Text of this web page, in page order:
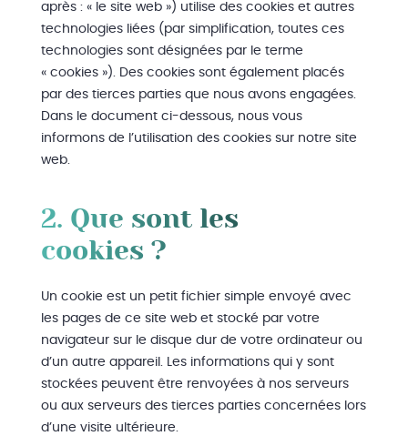
après : « le site web ») utilise des cookies et autres
technologies liées (par simplification, toutes ces
technologies sont désignées par le terme
« cookies »). Des cookies sont également placés
par des tierces parties que nous avons engagées.
Dans le document ci-dessous, nous vous
informons de l’utilisation des cookies sur notre site
web.
2. Que sont les
cookies ?
Un cookie est un petit fichier simple envoyé avec
les pages de ce site web et stocké par votre
navigateur sur le disque dur de votre ordinateur ou
d’un autre appareil. Les informations qui y sont
stockées peuvent être renvoyées à nos serveurs
ou aux serveurs des tierces parties concernées lors
d’une visite ultérieure.